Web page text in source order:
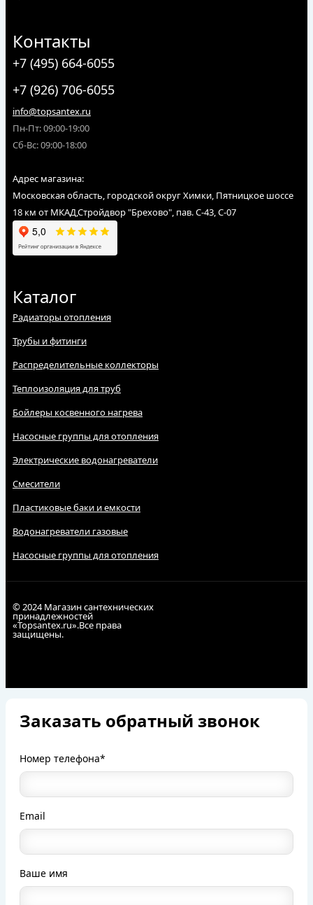
Контакты
+7 (495) 664-6055
+7 (926) 706-6055
info@topsantex.ru
Пн-Пт: 09:00-19:00
Сб-Вс: 09:00-18:00
Адрес магазина:
Московская область, городской округ Химки, Пятницкое шоссе
18 км от МКАД,Стройдвор "Брехово", пав. С-43, С-07
Каталог
Радиаторы отопления
Трубы и фитинги
Распределительные коллекторы
Теплоизоляция для труб
Бойлеры косвенного нагрева
Насосные группы для отопления
Электрические водонагреватели
Смесители
Пластиковые баки и емкости
Водонагреватели газовые
Насосные группы для отопления
© 2024 Магазин сантехнических
принадлежностей
«Topsantex.ru».Все права
защищены.
Заказать обратный звонок
Номер телефона*
Email
Ваше имя